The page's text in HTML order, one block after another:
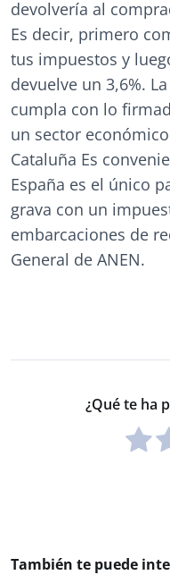
devolvería al
Es decir, primero
tus impuestos y
devuelve un 3,6%.
cumpla con lo
un sector
Cataluña Es
España es el único
grava con un
embarcaciones de
General de ANEN.
¿Qué te ha
También te puede